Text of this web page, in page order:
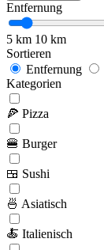
Entfernung
5 km 10 km
Sortieren
Entfernung
Kategorien
🍕 Pizza
🍔 Burger
🍱 Sushi
🍜 Asiatisch
🍝 Italienisch